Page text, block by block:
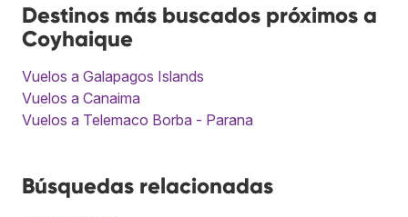
Destinos más buscados próximos a
Coyhaique
Vuelos a Galapagos Islands
Vuelos a Canaima
Vuelos a Telemaco Borba - Parana
Búsquedas relacionadas